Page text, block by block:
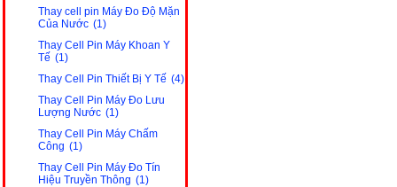
Thay cell pin Máy Đo Độ Mặn
Của Nước (1)
Thay Cell Pin Máy Khoan Y
Tế (1)
Thay Cell Pin Thiết Bị Y Tế (4)
Thay Cell Pin Máy Đo Lưu
Lượng Nước (1)
Thay Cell Pin Máy Chấm
Công (1)
Thay Cell Pin Máy Đo Tín
Hiệu Truyền Thông (1)